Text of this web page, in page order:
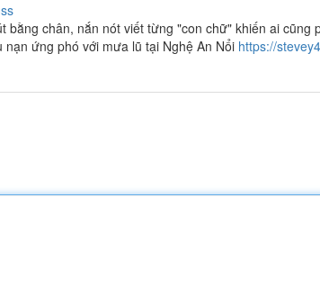
bằng chân, nắn nót viết từng "con chữ" khiến ai cũng
ứng phó với mưa lũ tại Nghệ An Nổi https://